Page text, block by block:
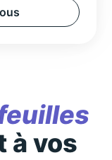
à vos